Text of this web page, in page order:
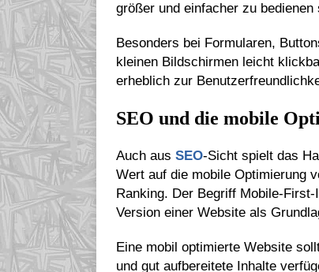
größer und einfacher zu bedienen
Besonders bei Formularen,
kleinen Bildschirmen leicht
erheblich zur
SEO und die mobile
Auch aus SEO-Sicht spielt das
Wert auf die mobile Optimierung
Ranking. Der Begriff Mobile-
Version einer Website als
Eine mobil optimierte Website
und gut aufbereitete Inhalte